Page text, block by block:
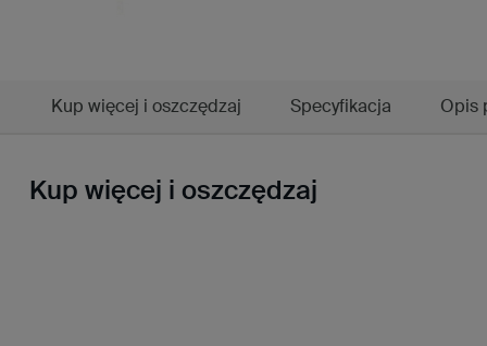
Kup więcej i oszczędzaj Specyfikacja Opis
Kup więcej i oszczędzaj